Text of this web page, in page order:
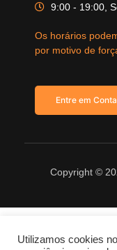
9:00 - 19:00,
Os horários
por motivo de
Entre em
Copyright ©
Utilizamos cookies